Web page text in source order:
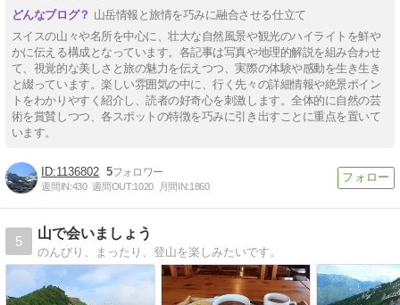
山岳情報と旅情を巧みに融合させる仕立て
スイスの山々や名所を中心に、壮大な自然風景や観光のハイライトを鮮や
かに伝える構成となっています。各記事は写真や地理的解説を組み合わせ
て、視覚的な美しさと旅の魅力を伝えつつ、実際の体験や感動を生き生き
と綴っています。楽しい雰囲気の中に、行く先々の詳細情報や絶景ポイン
トをわかりやすく紹介し、読者の好奇心を刺激します。全体的に自然の芸
術を賞賛しつつ、各スポットの特徴を巧みに引き出すことに重点を置いて
います。
1136802 5
週間IN:430 週間OUT:1020 月間IN:1860
5
山で会いましょう
のんびり、まったり、登山を楽しみたいです。